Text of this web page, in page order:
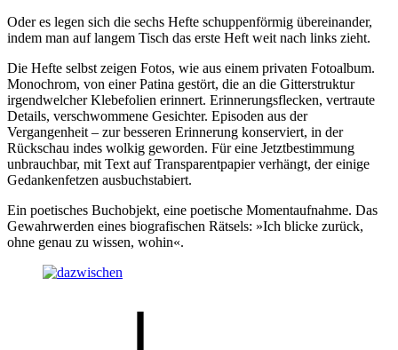
Oder es legen sich die sechs Hefte schuppenförmig übereinander,
indem man auf langem Tisch das erste Heft weit nach links zieht.
Die Hefte selbst zeigen Fotos, wie aus einem privaten Fotoalbum.
Monochrom, von einer Patina gestört, die an die Gitterstruktur
irgendwelcher Klebefolien erinnert. Erinnerungsflecken, vertraute
Details, verschwommene Gesichter. Episoden aus der
Vergangenheit – zur besseren Erinnerung konserviert, in der
Rückschau indes wolkig geworden. Für eine Jetztbestimmung
unbrauchbar, mit Text auf Transparentpapier verhängt, der einige
Gedankenfetzen ausbuchstabiert.
Ein poetisches Buchobjekt, eine poetische Momentaufnahme. Das
Gewahrwerden eines biografischen Rätsels: »Ich blicke zurück,
ohne genau zu wissen, wohin«.